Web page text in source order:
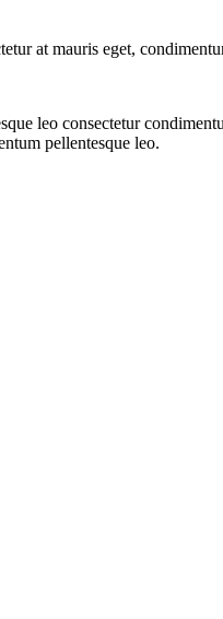
at mauris eget,
leo consectetur
pellentesque leo.